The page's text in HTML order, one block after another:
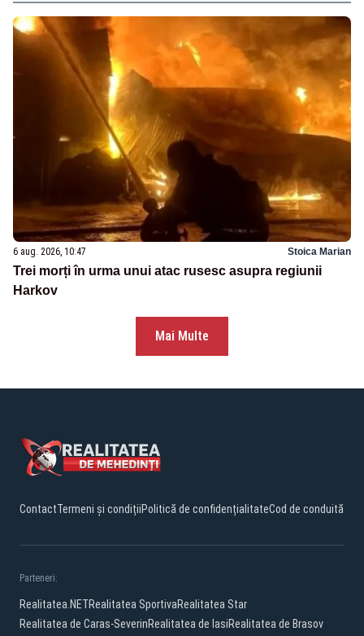
6 aug. 2026, 10:47 Stoica Marian
Trei morți în urma unui atac rusesc asupra regiunii
Harkov
Mai Multe
ContactTermeni și condițiiPolitică de confidențialitateCod de conduită
Parteneri:
Realitatea.NETRealitatea SportivaRealitatea Star
Realitatea de Caras-SeverinRealitatea de IasiRealitatea de Brasov